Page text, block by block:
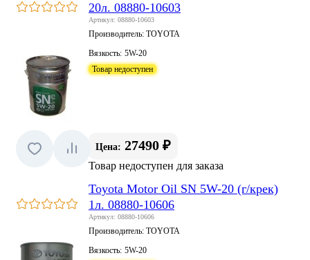
20л. 08880-10603
Артикул: 08880-10603
Производитель: TOYOTA
Вязкость: 5W-20
Товар недоступен
Цена: 27490 ₽
Товар недоступен для заказа
Toyota Motor Oil SN 5W-20 (г/крек)
1л. 08880-10606
Артикул: 08880-10606
Производитель: TOYOTA
Вязкость: 5W-20